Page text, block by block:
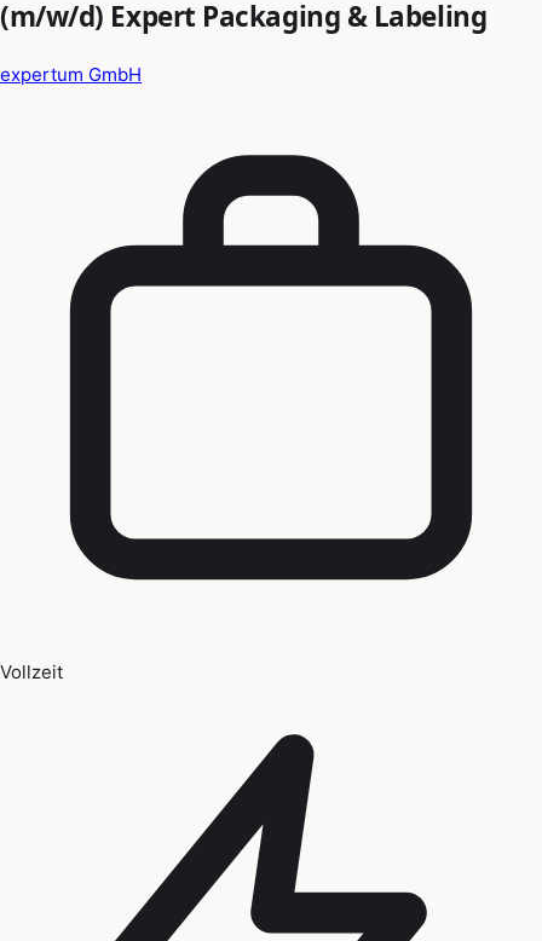
(m/w/d) Expert Packaging & Labeling
expertum GmbH
Vollzeit